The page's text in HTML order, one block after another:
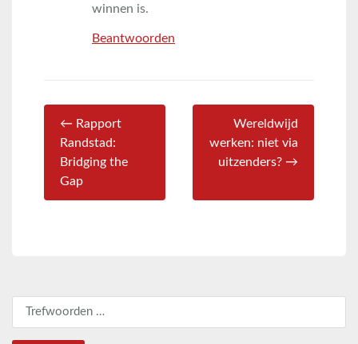
winnen is.
Beantwoorden
← Rapport
Randstad:
Bridging the
Gap
Wereldwijd
werken: niet via
uitzenders? →